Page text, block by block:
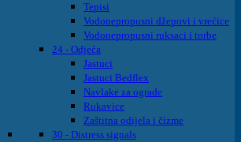
Tepisi
Vodonepropusni džepovi i vrećice
Vodonepropusni ruksaci i torbe
24 - Odjeća
Jastuci
Jastuci Bedflex
Navlake za ograde
Rukavice
Zaštitna odijela i čizme
30 - Distress signals